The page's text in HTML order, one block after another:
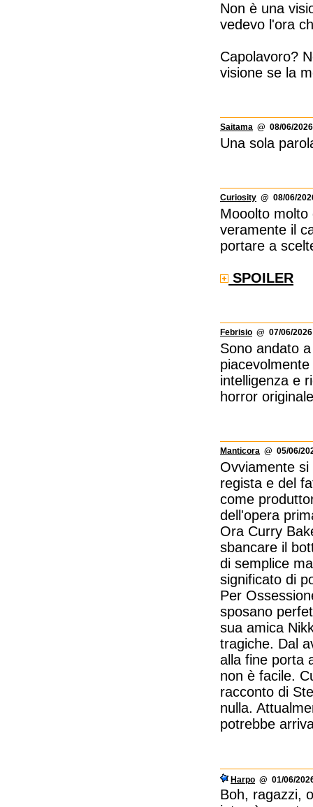
Non è una
vedevo l'ora
Capolavoro?
visione se la
Saitama @ 08/06/
Una sola
Curiosity @ 08/06/
Mooolto
veramente il
portare a
SPOILER
Febrisio @ 07/06/
Sono andato
intelligenza e
horror
Manticora @ 05/06/
Ovviamente
regista e del
come
dell'opera
Ora Curry
sbancare il
di semplice
significato di
Per
sposano
sua amica
tragiche. Dal
alla fine porta
non è facile.
racconto di
nulla.
potrebbe
Harpo @ 01/06/
Boh, ragazzi,